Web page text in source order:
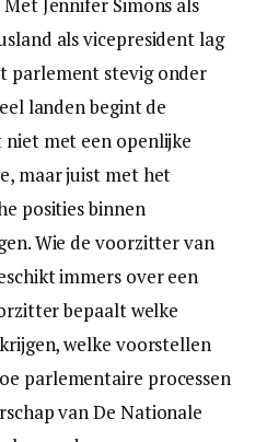
als vicepresident lag
parlement stevig onder
landen begint de
met een openlijke
maar juist met het
posities binnen
Wie de voorzitter van
immers over een
bepaalt welke
welke voorstellen
parlementaire processen
van De Nationale